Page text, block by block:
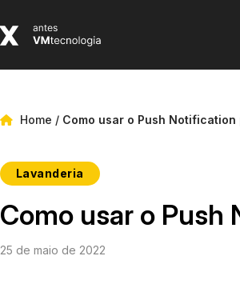
Home / Como usar o Push Notification
Lavanderia
Como usar o Push
25 de maio de 2022